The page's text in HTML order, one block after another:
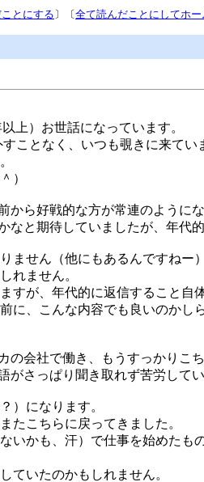
とにする 〕〔全て読んだことにしてホー
上）お世話になっています。
ことなく、いつも覗きに来てい
）
から好戦的な方が常連のように
なと期待していましたが、年代
ません（他にもあるんですねー）
れません。
すが、年代的に返信すること自
、こんな内容でも良いのかし
の会社で働き、もうすっかりこ
さっぱり聞き取れず苦労して
）になります。
たこちらに戻ってきました。
いかも、汗）で仕事を始めたも
ていたのかもしれません。